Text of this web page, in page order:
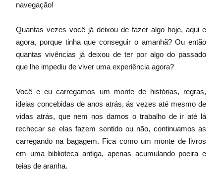
navegação!
Quantas vezes você já deixou de fazer algo hoje, aqui e
agora, porque tinha que conseguir o amanhã? Ou então
quantas vivências já deixou de ter por algo do passado
que lhe impediu de viver uma experiência agora?
Você e eu carregamos um monte de histórias, regras,
ideias concebidas de anos atrás, ás vezes até mesmo de
vidas atrás, que nem nos damos o trabalho de ir até lá
rechecar se elas fazem sentido ou não, continuamos as
carregando na bagagem. Fica como um monte de livros
em uma biblioteca antiga, apenas acumulando poeira e
teias de aranha.